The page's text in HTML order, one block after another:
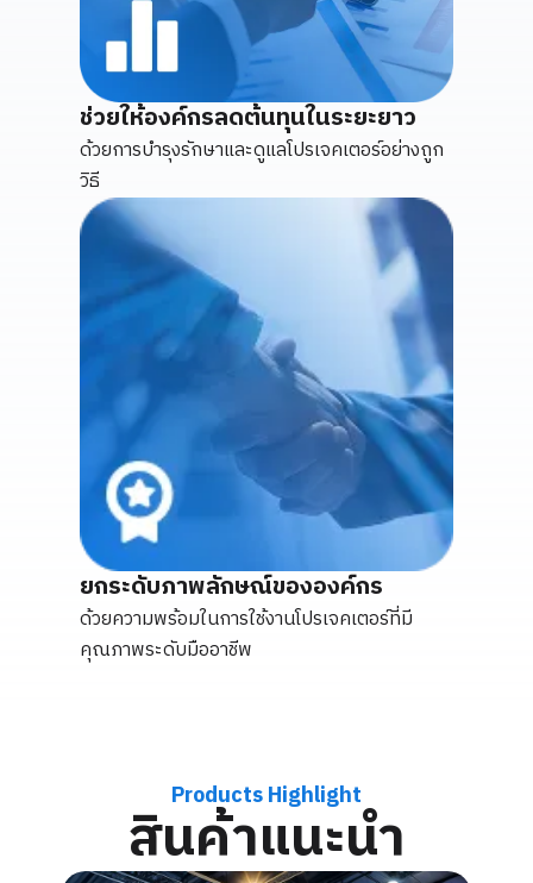
ช่วยให้องค์กรลดต้นทุนในระยะยาว
ด้วยการบำรุงรักษาและดูแลโปรเจคเตอร์อย่างถูก
วิธี
ยกระดับภาพลักษณ์ขององค์กร
ด้วยความพร้อมในการใช้งานโปรเจคเตอร์ที่มี
คุณภาพระดับมืออาชีพ
Products Highlight
สินค้าแนะนำ